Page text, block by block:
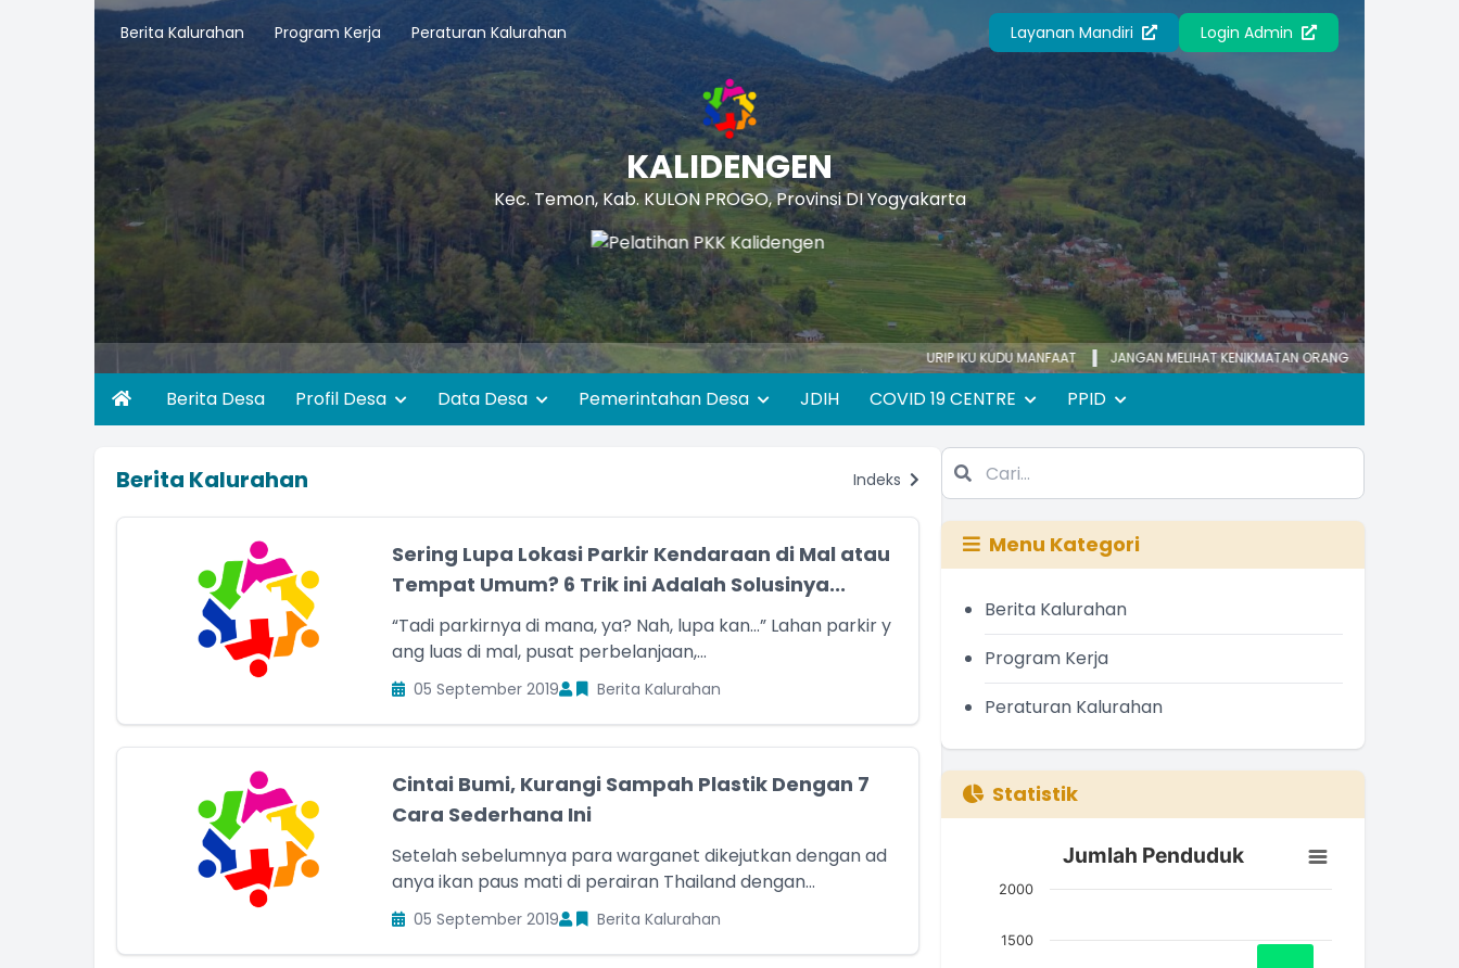
Berita Kalurahan Program Kerja Peraturan Kalurahan Layanan Mandiri Login Admin
KALIDENGEN
Kec. Temon, Kab. KULON PROGO, Provinsi DI Yogyakarta
URIP IKU KUDU MANFAAT JANGAN MELIHAT KENIKMATAN ORANG LAIN KECEMASAN YANG
Berita Desa Profil Desa Data Desa Pemerintahan Desa JDIH COVID 19 CENTRE PPID
Berita Kalurahan Indeks
Sering Lupa Lokasi Parkir Kendaraan di Mal atau
Tempat Umum? 6 Trik ini Adalah Solusinya...
“Tadi parkirnya di mana, ya? Nah, lupa kan…” Lahan parkir y
ang luas di mal, pusat perbelanjaan,...
05 September 2019 Berita Kalurahan
Cintai Bumi, Kurangi Sampah Plastik Dengan 7
Cara Sederhana Ini
Setelah sebelumnya para warganet dikejutkan dengan ad
anya ikan paus mati di perairan Thailand dengan...
05 September 2019 Berita Kalurahan
Menu Kategori
Berita Kalurahan
Program Kerja
Peraturan Kalurahan
Statistik
Jumlah Penduduk
Bar chart with 3 bars.
The chart has 1 X axis displaying categories.
Jumlah Penduduk
1500
2000